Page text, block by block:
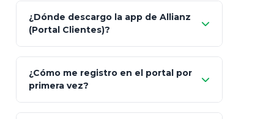
Característica netWorth (Certificado)
Fiscalidad Estrategia Art. 151 / 93
¿Dónde descargo la app de Allianz
(Portal Clientes)?
Client"
¿Cómo me registro en el portal por
primera vez?